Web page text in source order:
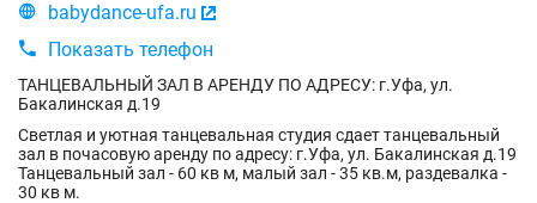
 babydance-ufa.ru 

Показать телефон
ТАНЦЕВАЛЬНЫЙ ЗАЛ В АРЕНДУ ПО АДРЕСУ: г.Уфа, ул.
Бакалинская д.19
Светлая и уютная танцевальная студия сдает танцевальный
зал в почасовую аренду по адресу: г.Уфа, ул. Бакалинская д.19
Танцевальный зал - 60 кв м, малый зал - 35 кв.м, раздевалка -
30 кв м.